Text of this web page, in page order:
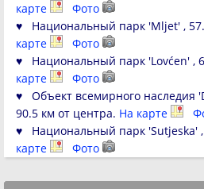
карте
Фото
♥ Национальный парк 'Mljet' ,
карте
Фото
♥ Национальный парк 'Lovćen' ,
карте
Фото
♥ Объект всемирного наследия
90.5 км от центра. На карте
♥ Национальный парк 'Sutjeska' ,
карте
Фото